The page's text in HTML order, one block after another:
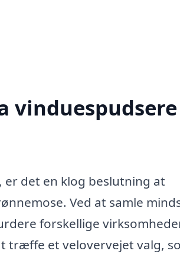
det en klog beslutning at
Ved at samle
forskellige
træffe et velovervejet valg,